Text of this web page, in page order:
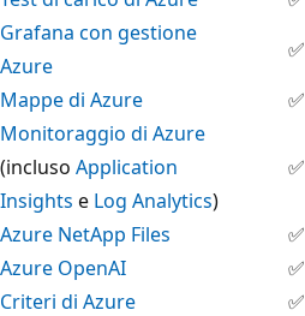
Grafana con gestione
Azure
✅
Mappe di Azure
✅
Monitoraggio di Azure
(incluso Application
Insights e Log Analytics)
✅
Azure NetApp Files ✅
Azure OpenAI
✅
Criteri di Azure
✅